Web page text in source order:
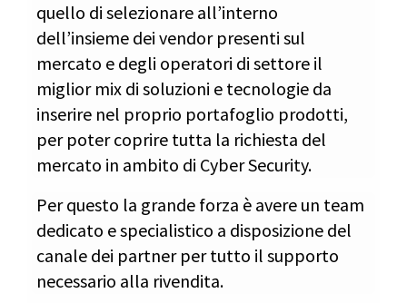
quello di selezionare all’interno
dell’insieme dei vendor presenti sul
mercato e degli operatori di settore il
miglior mix di soluzioni e tecnologie da
inserire nel proprio portafoglio prodotti,
per poter coprire tutta la richiesta del
mercato in ambito di Cyber Security.
Per questo la grande forza è avere un team
dedicato e specialistico a disposizione del
canale dei partner per tutto il supporto
necessario alla rivendita.